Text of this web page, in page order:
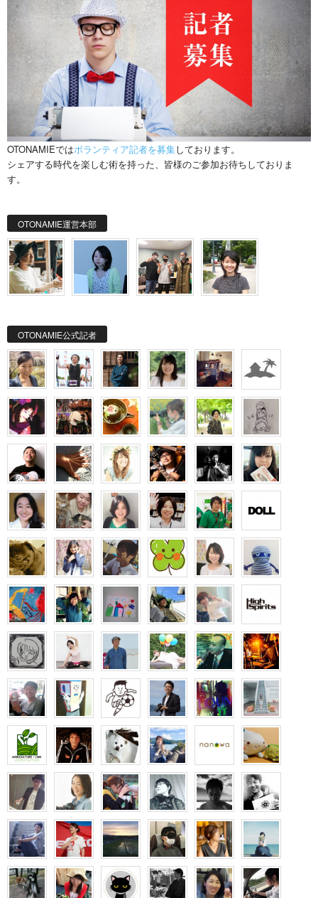
OTONAMIEではボランティア記者を募集しております。
シェアする時代を楽しむ術を持った、皆様のご参加お待ちしておりま
す。
OTONAMIE運営本部
OTONAMIE公式記者